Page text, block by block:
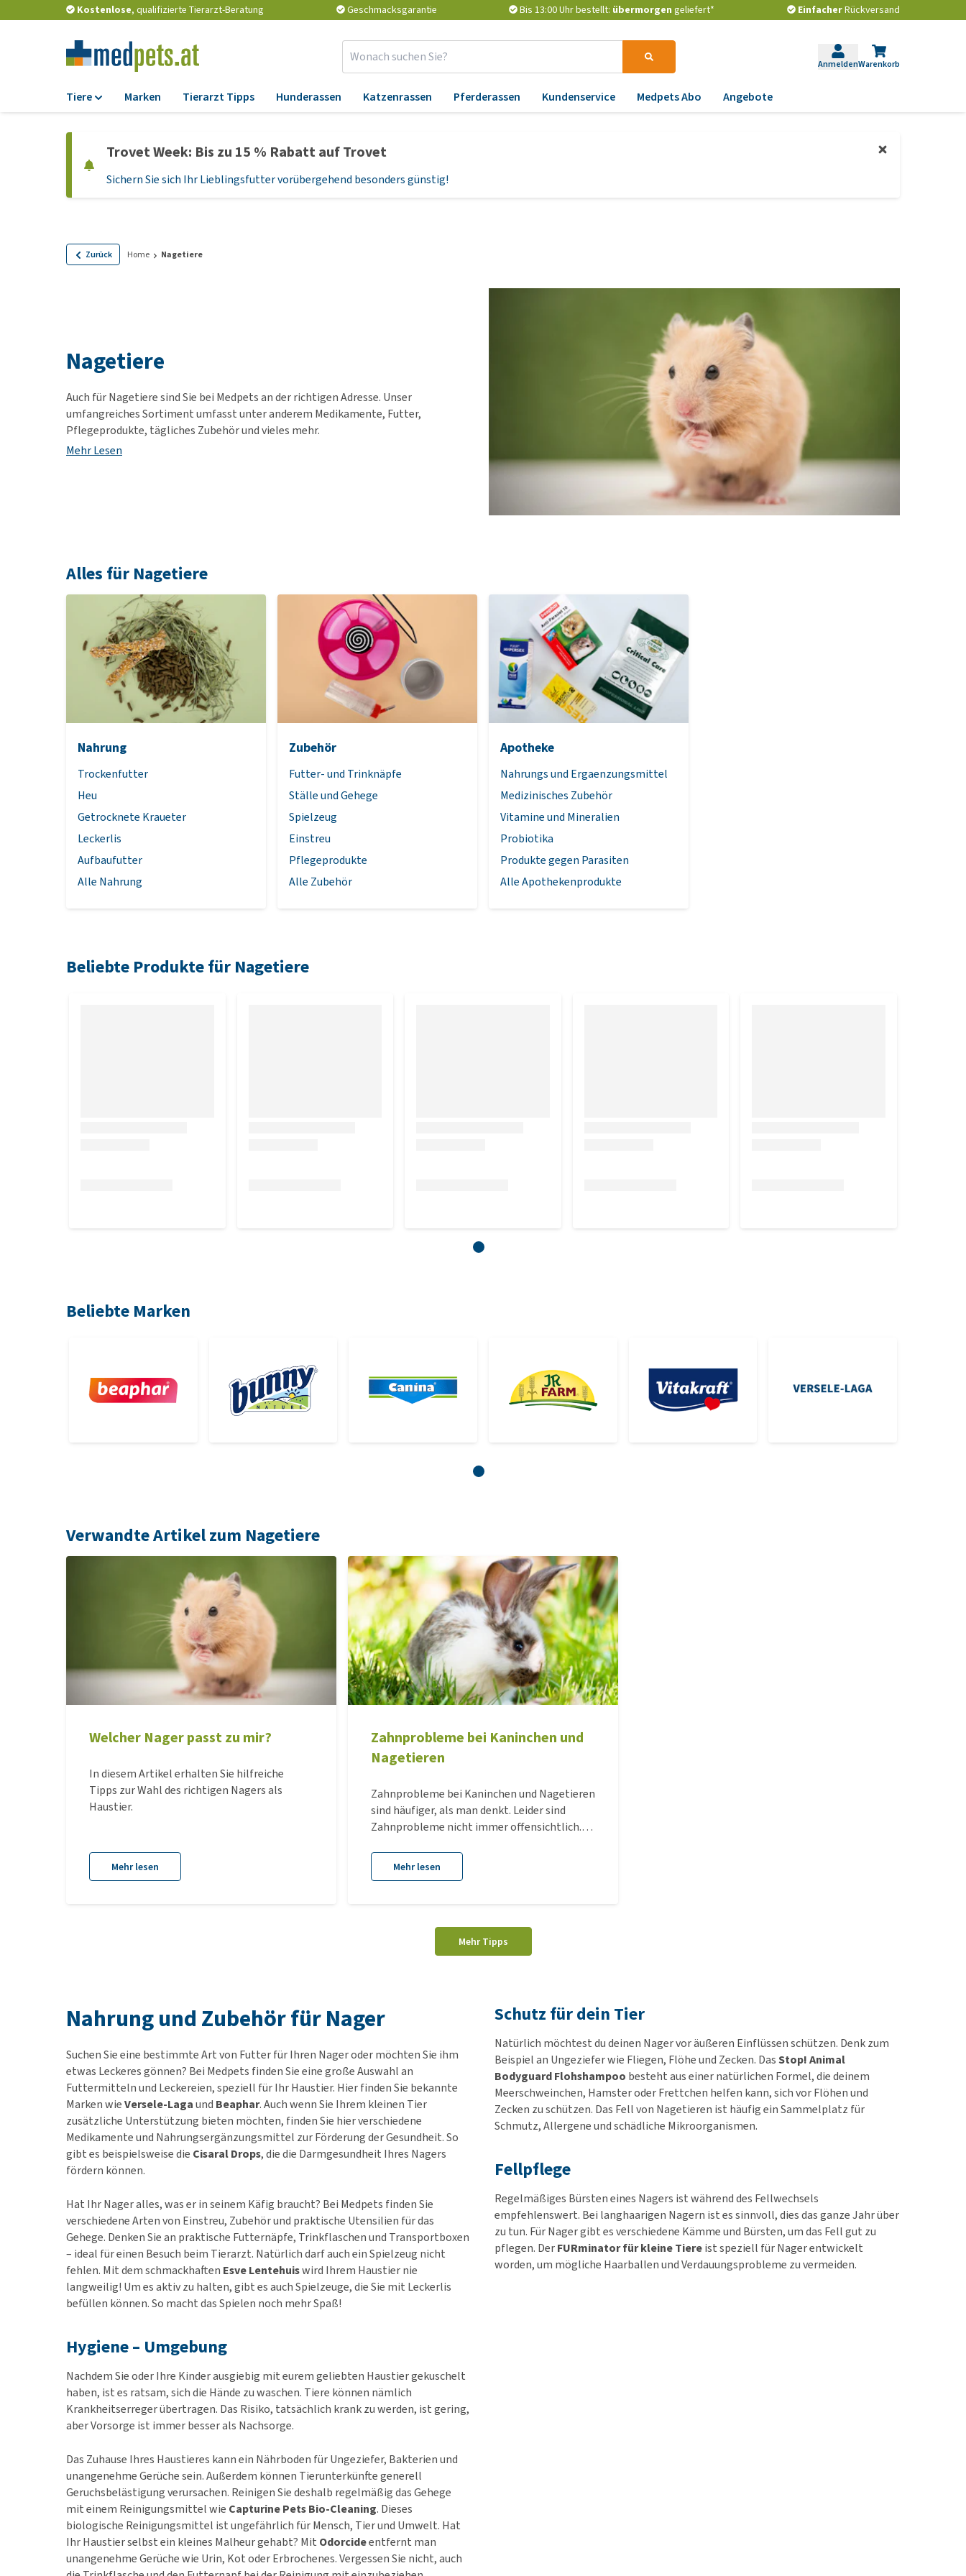
Kostenlose, qualifizierte Tierarzt-Beratung Geschmacksgarantie Bis 13:00 Uhr bestellt: übermorgen geliefert* EinfacherRückversand
AnmeldenWarenkorb
Tiere
Trockenfutter
Nassfutter
Abkühlung
Pflege
Halter
Alles ansehen
Immunsystem
Bewegungsprobleme und
Harn-, Nieren- und
Leberprobleme
Haut-/Fellprobleme und
Juckreiz
Nierenproblemen
Alles ansehen
Marken Tierarzt Tipps Hunderassen Katzenrassen Pferderassen Kundenservice Medpets Abo Angebote
Trovet Week: Bis zu 15 % Rabatt auf Trovet
Sichern Sie sich Ihr Lieblingsfutter vorübergehend besonders günstig!
Zurück Home Nagetiere
Nagetiere
Auch für Nagetiere sind Sie bei Medpets an der richtigen Adresse. Unser
umfangreiches Sortiment umfasst unter anderem Medikamente, Futter,
Pflegeprodukte, tägliches Zubehör und vieles mehr.
Mehr Lesen
Alles für Nagetiere
Nahrung
Trockenfutter
Heu
Getrocknete Kraueter
Leckerlis
Aufbaufutter
Alle Nahrung
Zubehör
Futter- und Trinknäpfe
Ställe und Gehege
Spielzeug
Einstreu
Pflegeprodukte
Alle Zubehör
Apotheke
Nahrungs und Ergaenzungsmittel
Medizinisches Zubehör
Vitamine und Mineralien
Probiotika
Produkte gegen Parasiten
Alle Apothekenprodukte
Beliebte Produkte für Nagetiere
Beliebte Marken
Verwandte Artikel zum Nagetiere
Welcher Nager passt zu mir?
In diesem Artikel erhalten Sie hilfreiche
Tipps zur Wahl des richtigen Nagers als
Haustier.
Mehr lesen
Zahnprobleme bei Kaninchen und
Nagetieren
Zahnprobleme bei Kaninchen und Nagetieren
sind häufiger, als man denkt. Leider sind
Zahnprobleme nicht immer offensichtlich.
die gleichen Abweichungen. In diesem Artikel
erfahren Sie jedoch alles, was Sie zum Thema
Mehr lesen
Mehr Tipps
Nahrung und Zubehör für Nager
Suchen Sie eine bestimmte Art von Futter für Ihren Nager oder möchten Sie ihm
etwas Leckeres gönnen? Bei Medpets finden Sie eine große Auswahl an
Futtermitteln und Leckereien, speziell für Ihr Haustier. Hier finden Sie bekannte
Marken wieVersele-Lagaund Beaphar. Auch wenn Sie Ihrem kleinen Tier
zusätzliche Unterstützung bieten möchten, finden Sie hier verschiedene
Medikamente und Nahrungsergänzungsmittel zur Förderung der Gesundheit. So
gibt es beispielsweise die Cisaral Drops, die die Darmgesundheit Ihres Nagers
fördern können.
Hat Ihr Nager alles, was er in seinem Käfig braucht? Bei Medpets finden Sie
verschiedene Arten von Einstreu, Zubehör und praktische Utensilien für das
Gehege. Denken Sie an praktische Futternäpfe, Trinkflaschen und Transportboxen
– ideal für einen Besuch beim Tierarzt. Natürlich darf auch ein Spielzeug nicht
fehlen. Mit dem schmackhaften Esve Lentehuiswird Ihrem Haustier nie
langweilig! Um es aktiv zu halten, gibt es auch Spielzeuge, die Sie mit Leckerlis
befüllen können. So macht das Spielen noch mehr Spaß!
Hygiene – Umgebung
Nachdem Sie oder Ihre Kinder ausgiebig mit eurem geliebten Haustier gekuschelt
haben, ist es ratsam, sich die Hände zu waschen. Tiere können nämlich
Krankheitserreger übertragen. Das Risiko, tatsächlich krank zu werden, ist gering,
aber Vorsorge ist immer besser als Nachsorge.
Das Zuhause Ihres Haustieres kann ein Nährboden für Ungeziefer, Bakterien und
unangenehme Gerüche sein. Außerdem können Tierunterkünfte generell
Geruchsbelästigung verursachen. Reinigen Sie deshalb regelmäßig das Gehege
mit einem Reinigungsmittel wie Capturine Pets Bio-Cleaning. Dieses
biologische Reinigungsmittel ist ungefährlich für Mensch, Tier und Umwelt. Hat
Ihr Haustier selbst ein kleines Malheur gehabt? Mit Odorcideentfernt man
unangenehme Gerüche wie Urin, Kot oder Erbrochenes. Vergessen Sie nicht, auch
Schutz für dein Tier
Natürlich möchtest du deinen Nager vor äußeren Einflüssen schützen. Denk zum
Beispiel an Ungeziefer wie Fliegen, Flöhe und Zecken. DasStop! Animal
Bodyguard Flohshampoo besteht aus einer natürlichen Formel, die deinem
Meerschweinchen, Hamster oder Frettchen helfen kann, sich vor Flöhen und
Zecken zu schützen. Das Fell von Nagetieren ist häufig ein Sammelplatz für
Schmutz, Allergene und schädliche Mikroorganismen.
Fellpflege
Regelmäßiges Bürsten eines Nagers ist während des Fellwechsels
empfehlenswert. Bei langhaarigen Nagern ist es sinnvoll, dies das ganze Jahr über
zu tun. Für Nager gibt es verschiedene Kämme und Bürsten, um das Fell gut zu
pflegen. DerFURminator für kleine Tiereist speziell für Nager entwickelt
worden, um mögliche Haarballen und Verdauungsprobleme zu vermeiden.